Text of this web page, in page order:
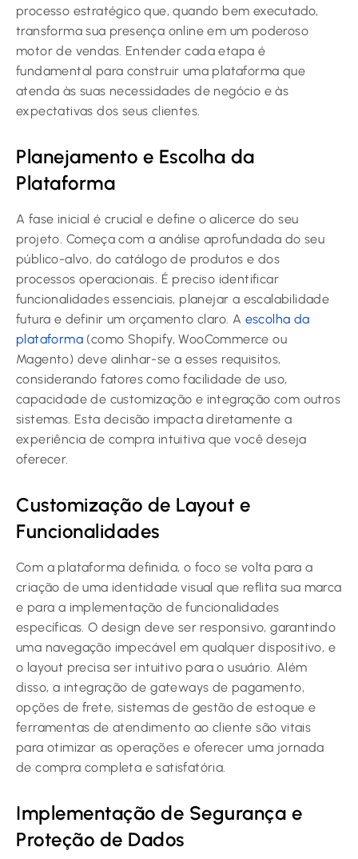
processo estratégico que, quando bem executado,
transforma sua presença online em um poderoso
motor de vendas. Entender cada etapa é
fundamental para construir uma plataforma que
atenda às suas necessidades de negócio e às
expectativas dos seus clientes.
Planejamento e Escolha da
Plataforma
A fase inicial é crucial e define o alicerce do seu
projeto. Começa com a análise aprofundada do seu
público-alvo, do catálogo de produtos e dos
processos operacionais. É preciso identificar
funcionalidades essenciais, planejar a escalabilidade
futura e definir um orçamento claro. A escolha da
plataforma (como Shopify, WooCommerce ou
Magento) deve alinhar-se a esses requisitos,
considerando fatores como facilidade de uso,
capacidade de customização e integração com outros
sistemas. Esta decisão impacta diretamente a
experiência de compra intuitiva que você deseja
oferecer.
Customização de Layout e
Funcionalidades
Com a plataforma definida, o foco se volta para a
criação de uma identidade visual que reflita sua marca
e para a implementação de funcionalidades
específicas. O design deve ser responsivo, garantindo
uma navegação impecável em qualquer dispositivo, e
o layout precisa ser intuitivo para o usuário. Além
disso, a integração de gateways de pagamento,
opções de frete, sistemas de gestão de estoque e
ferramentas de atendimento ao cliente são vitais
para otimizar as operações e oferecer uma jornada
de compra completa e satisfatória.
Implementação de Segurança e
Proteção de Dados